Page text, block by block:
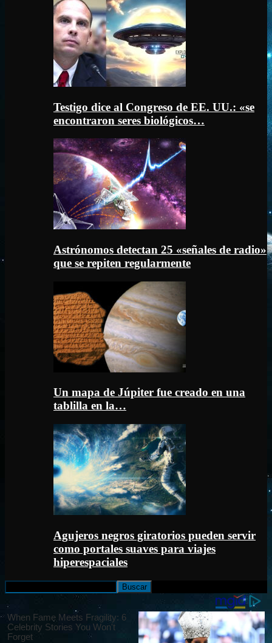
Testigo dice al Congreso de EE. UU.: «se
encontraron seres biológicos…
Astrónomos detectan 25 «señales de radio»
que se repiten regularmente
Un mapa de Júpiter fue creado en una
tablilla en la…
Agujeros negros giratorios pueden servir
como portales suaves para viajes
hiperespaciales